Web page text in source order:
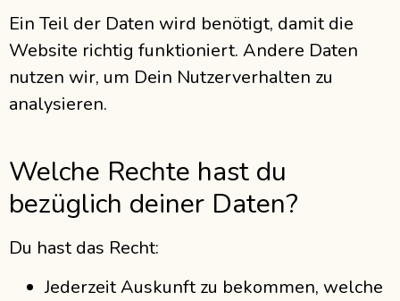
Ein Teil der Daten wird benötigt, damit die
Website richtig funktioniert. Andere Daten
nutzen wir, um Dein Nutzerverhalten zu
analysieren.
Welche Rechte hast du
bezüglich deiner Daten?
Du hast das Recht:
Jederzeit Auskunft zu bekommen, welche